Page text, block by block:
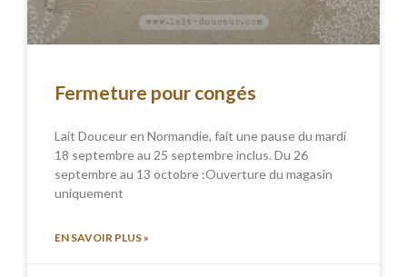
Fermeture pour congés
Lait Douceur en Normandie, fait une pause du mardi
18 septembre au 25 septembre inclus. Du 26
septembre au 13 octobre :Ouverture du magasin
uniquement
EN SAVOIR PLUS »